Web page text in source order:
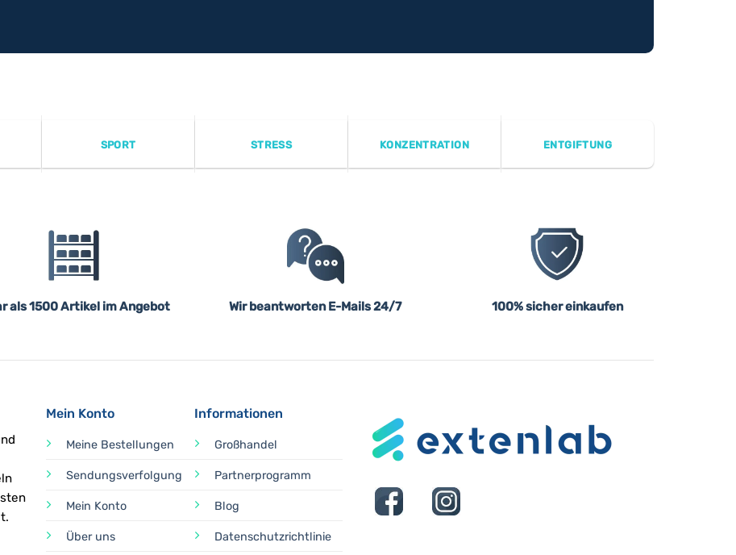
SPORT STRESS KONZENTRATION ENTGIFTUNG
als 1500 Artikel im Angebot Wir beantworten E-Mails 24/7 100% sicher einkaufen
Mein Konto
Meine Bestellungen
Sendungsverfolgung
Mein Konto
Über uns
Informationen
Großhandel
Partnerprogramm
Blog
Datenschutzrichtlinie